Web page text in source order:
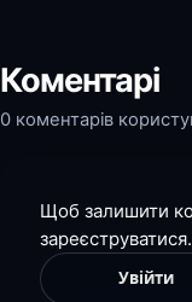
Коментарі
0 коментарів
Щоб залишити
зареєструватися.
Увійти